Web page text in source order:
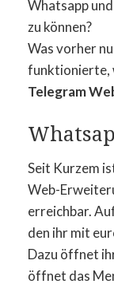
Whatsapp
zu können?
Was vorher
funktionierte,
Telegram
Seit Kurzem
Web-
erreichbar.
den ihr mit
Dazu öffnet
öffnet das